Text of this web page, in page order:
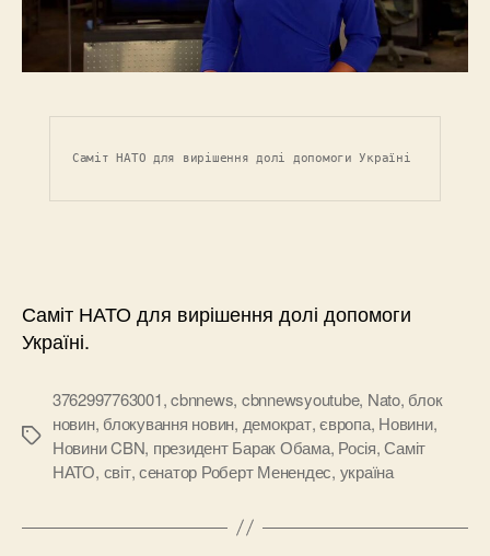
Саміт НАТО для вирішення долі допомоги Україні
Саміт НАТО для вирішення долі допомоги
Україні.
Позначки
3762997763001,cbnnews, cbnnewsyoutube, Nato, блок
новин, блокування новин, демократ,європа, Новини,
Новини CBN, президент Барак Обама, Росія,Саміт
НАТО, світ,сенатор Роберт Менендес, україна